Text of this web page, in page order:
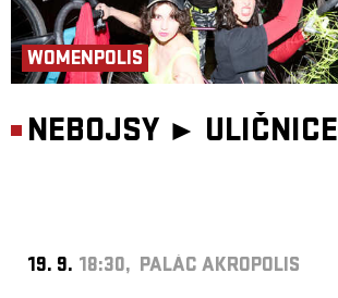
WOMENPOLIS
NEBOJSY ► ULIČNICE
19. 9. 18:30, PALÁC AKROPOLIS